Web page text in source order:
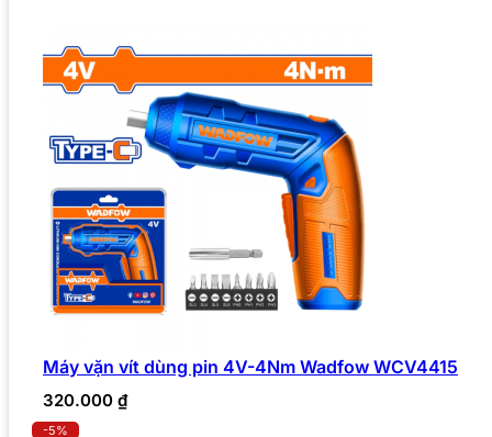
Máy vặn vít dùng pin 4V-4Nm Wadfow WCV4415
320.000 ₫
-5%